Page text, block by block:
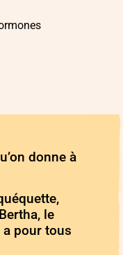
donne à
le
pour tous